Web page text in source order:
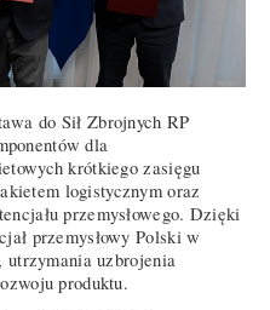
do Sił Zbrojnych RP
dla
krótkiego zasięgu
logistycznym oraz
przemysłowego. Dzięki
przemysłowy Polski w
uzbrojenia
produktu.